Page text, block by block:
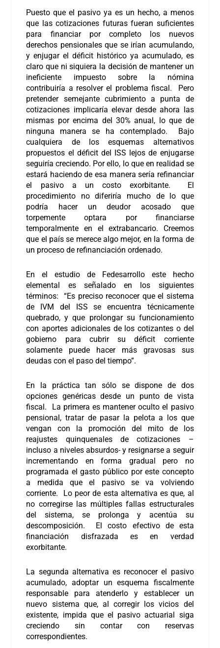
Puesto que el pasivo ya es un hecho, a menos
que las cotizaciones futuras fueran suficientes
para financiar por completo los nuevos
derechos pensionales que se irían acumulando,
y enjugar el déficit histórico ya acumulado, es
claro que ni siquiera la decisión de mantener un
ineficiente impuesto sobre la nómina
contribuiría a resolver el problema fiscal. Pero
pretender semejante cubrimiento a punta de
cotizaciones implicaría elevar desde ahora las
mismas por encima del 30% anual, lo que de
ninguna manera se ha contemplado. Bajo
cualquiera de los esquemas alternativos
propuestos el déficit del ISS lejos de enjugarse
seguiría creciendo. Por ello, lo que en realidad se
estará haciendo de esa manera sería refinanciar
el pasivo a un costo exorbitante. El
procedimiento no diferiría mucho de lo que
podría hacer un deudor acosado que
torpemente optara por financiarse
temporalmente en el extrabancario. Creemos
que el país se merece algo mejor, en la forma de
un proceso de refinanciación ordenado.
En el estudio de Fedesarrollo este hecho
elemental es señalado en los siguientes
términos: “Es preciso reconocer que el sistema
de IVM del ISS se encuentra técnicamente
quebrado, y que prolongar su funcionamiento
con aportes adicionales de los cotizantes o del
gobierno para cubrir su déficit corriente
solamente puede hacer más gravosas sus
deudas con el paso del tiempo”.
En la práctica tan sólo se dispone de dos
opciones genéricas desde un punto de vista
fiscal. La primera es mantener oculto el pasivo
pensional, tratar de pasar la pelota a los que
vengan con la promoción del mito de los
reajustes quinquenales de cotizaciones –
incluso a niveles absurdos- y resignarse a seguir
incrementando en forma gradual pero no
programada el gasto público por este concepto
a medida que el pasivo se va volviendo
corriente. Lo peor de esta alternativa es que, al
no corregirse las múltiples fallas estructurales
del sistema, se prolonga y acentúa su
descomposición. El costo efectivo de esta
financiación disfrazada es en verdad
exorbitante.
La segunda alternativa es reconocer el pasivo
acumulado, adoptar un esquema fiscalmente
responsable para atenderlo y establecer un
nuevo sistema que, al corregir los vicios del
existente, impida que el pasivo actuarial siga
creciendo sin contar con reservas
correspondientes.